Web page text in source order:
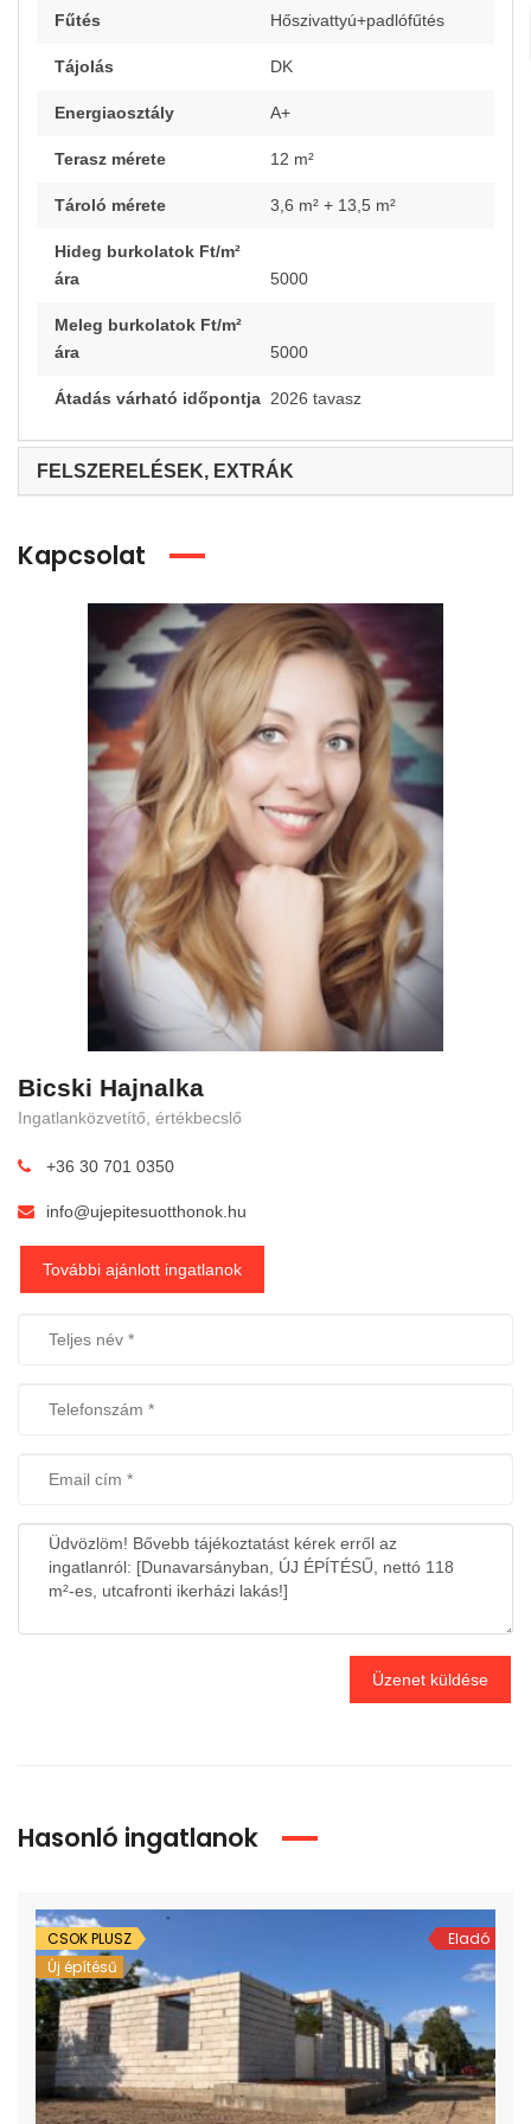
Fűtés Hőszivattyú+padlófűtés
Tájolás DK
Energiaosztály A+
Terasz mérete 12 m²
Tároló mérete 3,6 m² + 13,5 m²
Hideg burkolatok Ft/m²
ára
5000
Meleg burkolatok Ft/m²
ára
5000
Átadás várható időpontja 2026 tavasz
FELSZERELÉSEK, EXTRÁK
Kapcsolat
Bicski Hajnalka
Ingatlanközvetítő, értékbecslő
+36 30 701 0350
info@ujepitesuotthonok.hu
További ajánlott ingatlanok
Üzenet küldése
Hasonló ingatlanok
CSOK PLUSZ
Új építésű
Eladó